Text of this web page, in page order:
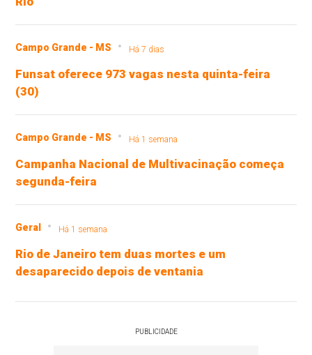
Campo Grande - MS Há 7 dias
Funsat oferece 973 vagas nesta quinta-feira
(30)
Campo Grande - MS Há 1 semana
Campanha Nacional de Multivacinação começa
segunda-feira
Geral Há 1 semana
Rio de Janeiro tem duas mortes e um
desaparecido depois de ventania
PUBLICIDADE